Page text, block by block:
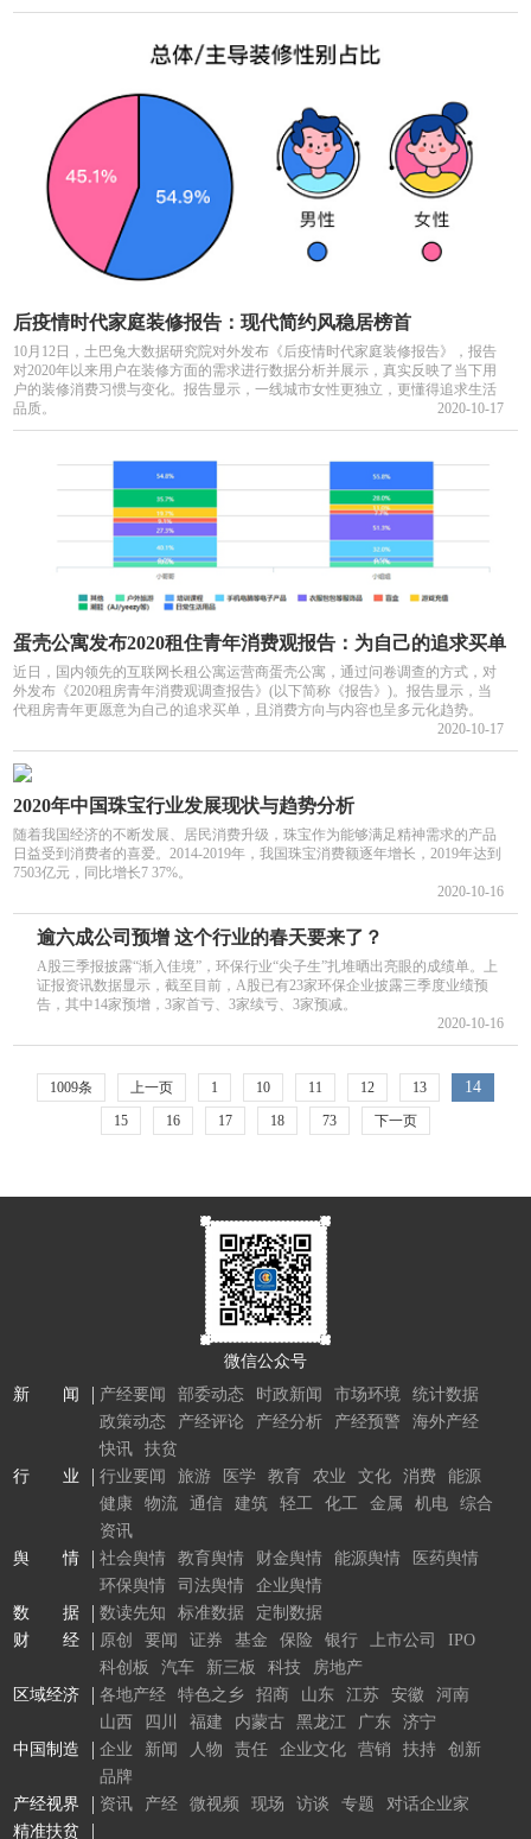
后疫情时代家庭装修报告：现代简约风稳居榜首
10月12日，土巴兔大数据研究院对外发布《后疫情时代家庭装修报告》，报告
对2020年以来用户在装修方面的需求进行数据分析并展示，真实反映了当下用
户的装修消费习惯与变化。报告显示，一线城市女性更独立，更懂得追求生活
品质。
2020-10-17
蛋壳公寓发布2020租住青年消费观报告：为自己的追求买单
近日，国内领先的互联网长租公寓运营商蛋壳公寓，通过问卷调查的方式，对
外发布《2020租房青年消费观调查报告》(以下简称《报告》)。报告显示，当
代租房青年更愿意为自己的追求买单，且消费方向与内容也呈多元化趋势。
2020-10-17
2020年中国珠宝行业发展现状与趋势分析
随着我国经济的不断发展、居民消费升级，珠宝作为能够满足精神需求的产品
日益受到消费者的喜爱。2014-2019年，我国珠宝消费额逐年增长，2019年达到
7503亿元，同比增长7 37%。
2020-10-16
逾六成公司预增 这个行业的春天要来了？
A股三季报披露“渐入佳境”，环保行业“尖子生”扎堆晒出亮眼的成绩单。上
证报资讯数据显示，截至目前，A股已有23家环保企业披露三季度业绩预
告，其中14家预增，3家首亏、3家续亏、3家预减。
2020-10-16
1009条 上一页 1 10 11 12 13 14
15 16 17 18 73 下一页
微信公众号
新 闻
产经要闻 部委动态 时政新闻 市场环境
统计数据
政策动态
产经评论 产经分析 产经预警
海外产经
快讯
扶贫
行 业
行业要闻 旅游 医学 教育 农业 文化 消费
能源
健康
物流 通信 建筑 轻工 化工 金属 机电
综合
资讯
舆 情
社会舆情 教育舆情 财金舆情 能源舆情
医药舆情
环保舆情
司法舆情
企业舆情
数 据
数读先知 标准数据
定制数据
财 经
原创 要闻 证券 基金 保险 银行 上市公司
IPO
科创板
汽车 新三板 科技
房地产
区域经济
各地产经 特色之乡 招商 山东 江苏 安徽
河南
山西
四川 福建 内蒙古 黑龙江 广东
济宁
中国制造
企业 新闻 人物 责任 企业文化 营销 扶持
创新
品牌
产经视界
资讯 产经 微视频 现场 访谈 专题
对话企业家
精准扶贫